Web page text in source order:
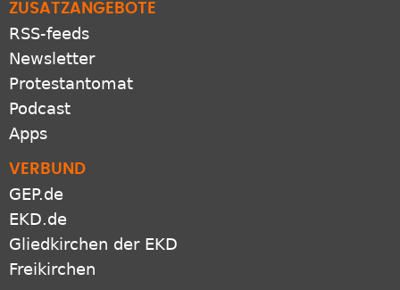
ZUSATZANGEBOTE
RSS-feeds
Newsletter
Protestantomat
Podcast
Apps
VERBUND
GEP.de
EKD.de
Gliedkirchen der EKD
Freikirchen